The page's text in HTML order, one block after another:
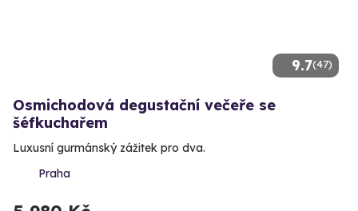
9.7(47)
Osmichodová degustační večeře se
šéfkuchařem
Luxusní gurmánský zážitek pro dva.
Praha